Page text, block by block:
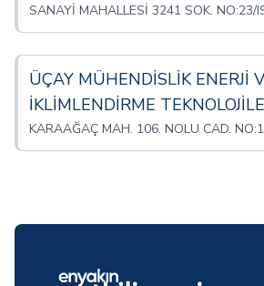
SANAYİ MAHALLESİ 3241 SOK. NO:23/
ÜÇAY MÜHENDİSLİK ENERJİ
İKLİMLENDİRME
KARAAĞAÇ MAH. 106. NOLU CAD.